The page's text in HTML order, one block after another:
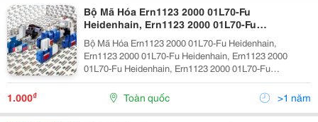
Bộ Mã Hóa Ern1123 2000 01L70-Fu
Heidenhain, Ern1123 2000 01L70-Fu
Heidenhain, Ern1123 2000 01L70-Fu
Heidenhain, Ern1123 2000 01L70-Fu
Heidenhain, Ern1123 2000 01L70-Fu
Heidenhain, Encoder Ern1123 2000 01L70-Fu
Heidenhain
Bộ Mã Hóa Ern1123 2000 01L70-Fu Heidenhain,
Ern1123 2000 01L70-Fu Heidenhain, Ern1123 2000
01L70-Fu Heidenhain, Ern1123 2000 01L70-Fu
Heidenhain, Ern1123 2000 01L70-Fu Heidenhain,
Encoder Ern1123 2000 01L70-Fu Heidenhain Bộ Mã Hóa
Ern1123...
1.000₫ Toàn quốc >1 năm